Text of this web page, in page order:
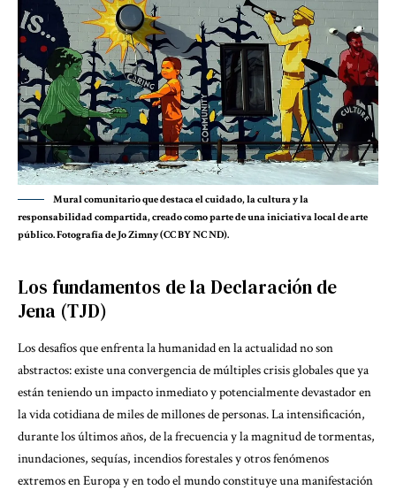
Mural comunitario que destaca el cuidado, la cultura y la
responsabilidad compartida, creado como parte de una iniciativa local de arte
público. Fotografía de Jo Zimny (CC BY NC ND).
Los fundamentos de la Declaración de
Jena (TJD)
Los desafíos que enfrenta la humanidad en la actualidad no son
abstractos: existe una convergencia de múltiples crisis globales que ya
están teniendo un impacto inmediato y potencialmente devastador en
la vida cotidiana de miles de millones de personas. La intensificación,
durante los últimos años, de la frecuencia y la magnitud de tormentas,
inundaciones, sequías, incendios forestales y otros fenómenos
extremos en Europa y en todo el mundo constituye una manifestación